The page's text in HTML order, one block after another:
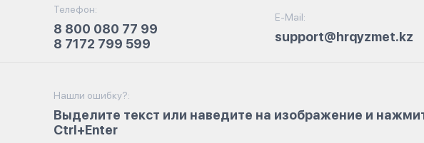
Телефон:
8 800 080 77 99
8 7172 799 599
E-Mail:
support@hrqyzmet.kz
Нашли ошибку?:
Выделите текст или наведите на изображение и
Ctrl+Enter